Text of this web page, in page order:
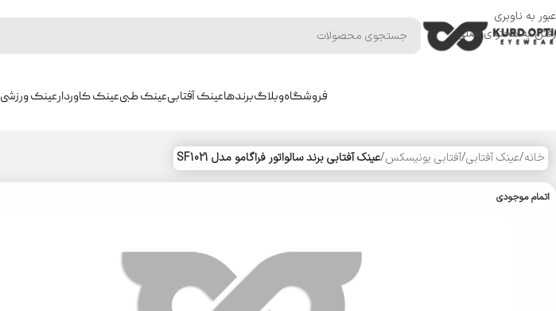
عبور به ناوبری
رفتن به محتوای اصلی
فروشگاهوبلاگبرندهاعینک آفتابیعینک طبیعینک کاوردارعینک ورزشی
خانه/عینک آفتابی/آفتابی یونیسکس/عینک آفتابی برند سالواتور فراگامو مدل SF1021
اتمام موجودی